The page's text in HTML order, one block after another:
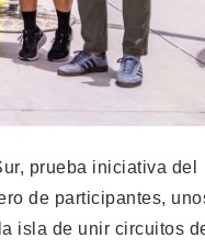
prueba iniciativa del
de participantes,
isla de unir circuitos